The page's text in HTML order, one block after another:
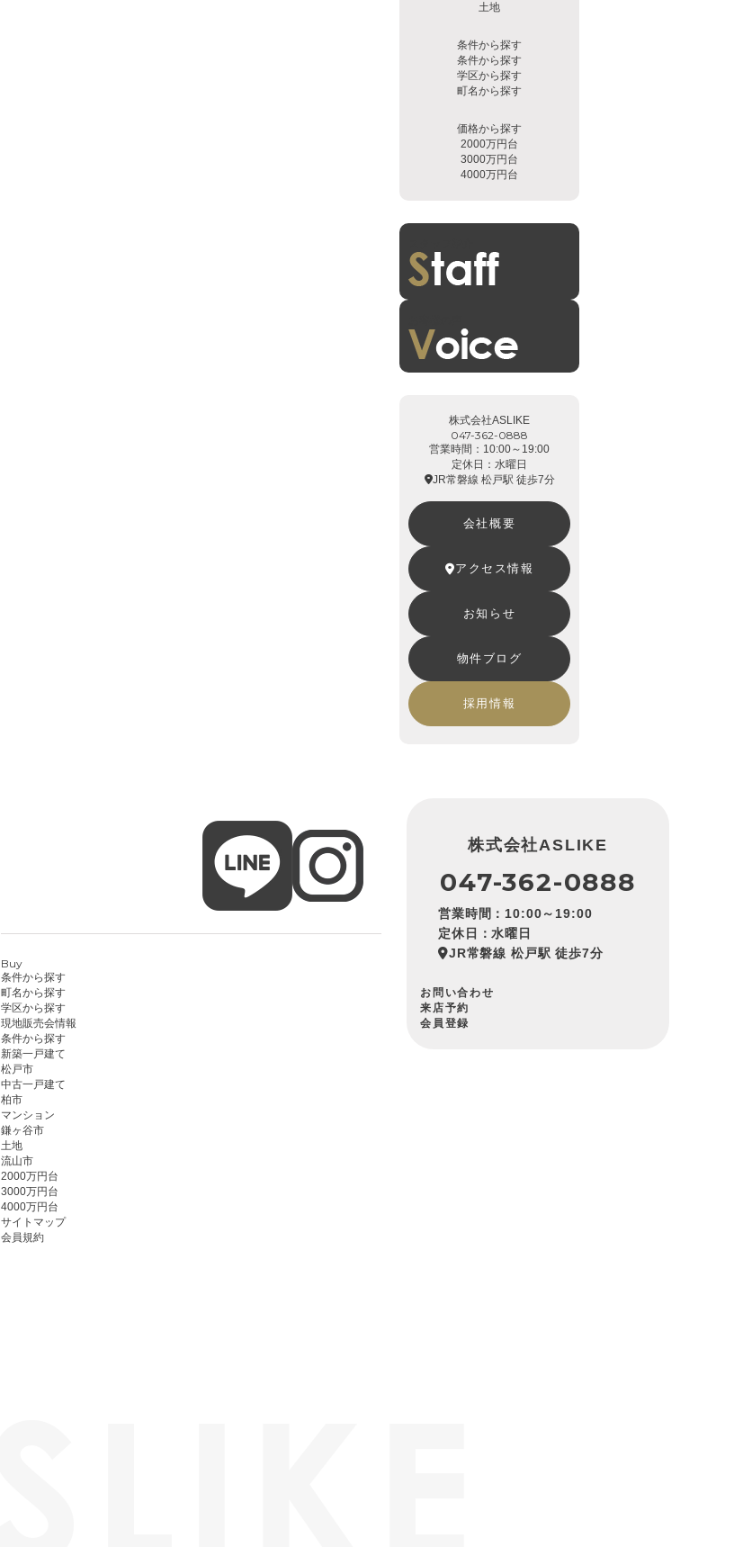
土地
条件から探す
条件から探す
学区から探す
町名から探す
価格から探す
2000万円台
3000万円台
4000万円台
株式会社ASLIKE
047-362-0888
営業時間：10:00～19:00
定休日：水曜日
JR常磐線 松戸駅 徒歩7分
会社概要
アクセス情報
お知らせ
物件ブログ
採用情報
Buy
条件から探す
町名から探す
学区から探す
現地販売会情報
条件から探す
新築一戸建て
松戸市
中古一戸建て
柏市
マンション
鎌ヶ谷市
土地
流山市
2000万円台
3000万円台
4000万円台
サイトマップ
会員規約
株式会社ASLIKE
047-362-0888
営業時間：10:00～19:00
定休日：水曜日
JR常磐線 松戸駅 徒歩7分
お問い合わせ
来店予約
会員登録